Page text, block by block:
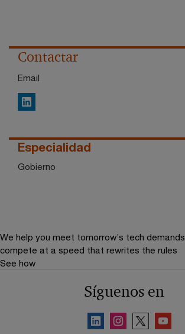
Contactar
Email
LinkedIn
Especialidad
Gobierno
We help you meet tomorrow’s tech demands
compete at a speed that rewrites the rules
See how
Síguenos en